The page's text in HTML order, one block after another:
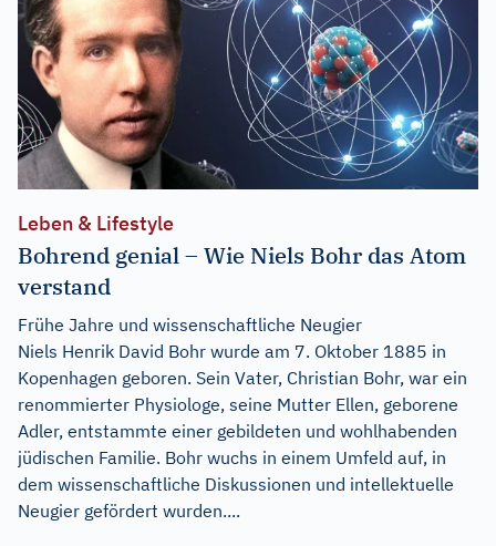
Leben & Lifestyle
Bohrend genial – Wie Niels Bohr das Atom
verstand
Frühe Jahre und wissenschaftliche Neugier
Niels Henrik David Bohr wurde am 7. Oktober 1885 in
Kopenhagen geboren. Sein Vater, Christian Bohr, war ein
renommierter Physiologe, seine Mutter Ellen, geborene
Adler, entstammte einer gebildeten und wohlhabenden
jüdischen Familie. Bohr wuchs in einem Umfeld auf, in
dem wissenschaftliche Diskussionen und intellektuelle
Neugier gefördert wurden....